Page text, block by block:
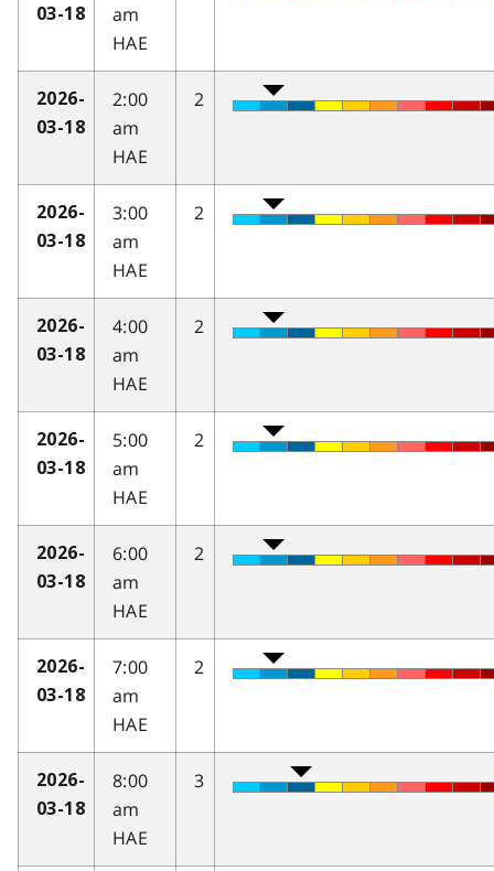
03-18
am
HAE
2026-
03-18
2:00
am
HAE
2
2026-
03-18
3:00
am
HAE
2
2026-
03-18
4:00
am
HAE
2
2026-
03-18
5:00
am
HAE
2
2026-
03-18
6:00
am
HAE
2
2026-
03-18
7:00
am
HAE
2
2026-
03-18
8:00
am
HAE
3